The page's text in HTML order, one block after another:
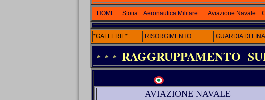
HOME Storia Aeronautica Militare Aviazione Navale
*GALLERIE* RISORGIMENTO GUARDIA DI
* * * RAGGRUPPAMENTO
AVIAZIONE NAVALE